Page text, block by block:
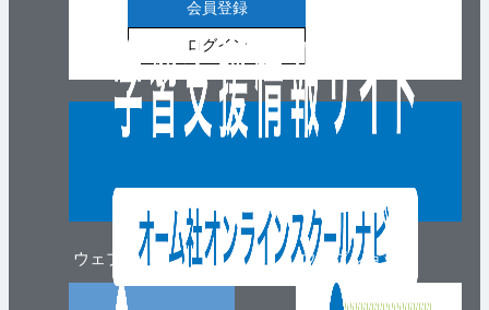
ウェブマガジン
会員登録
ログイン
ウェブショップ